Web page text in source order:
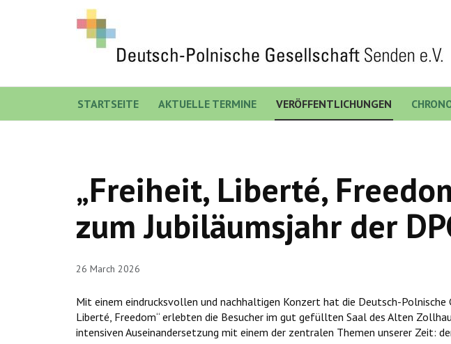
STARTSEITE AKTUELLE TERMINE VERÖFFENTLICHUNGEN
„Freiheit, Liberté,
zum Jubiläumsjahr der
26 March 2026
Mit einem eindrucksvollen und nachhaltigen Konzert hat die Deutsch-
Liberté, Freedom“ erlebten die Besucher im gut gefüllten Saal des Alten
intensiven Auseinandersetzung mit einem der zentralen Themen unserer Zeit: